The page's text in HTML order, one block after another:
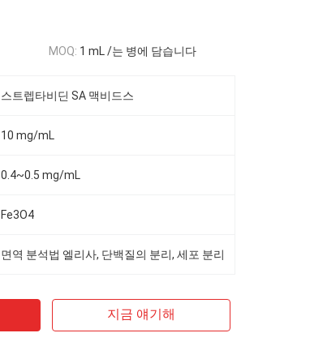
MOQ: 1 mL /는 병에 담습니다
스트렙타비딘 SA 맥비드스
10 mg/mL
0.4~0.5 mg/mL
Fe3O4
면역 분석법 엘리사, 단백질의 분리, 세포 분리
지금 얘기해